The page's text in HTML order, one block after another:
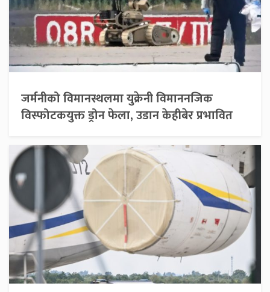
जर्मनीको विमानस्थलमा युक्रेनी विमाननजिक
विस्फोटकयुक्त ड्रोन फेला, उडान केहीबेर प्रभावित